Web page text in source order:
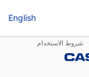
English
شروط الاستخدام